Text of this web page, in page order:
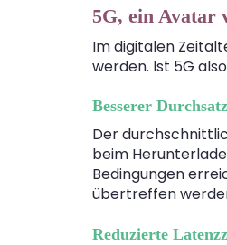
5G, ein Avatar
Im digitalen
werden. Ist 5G
Besserer Durchsatz
Der
beim
Bedingungen
übertreffen
Reduzierte